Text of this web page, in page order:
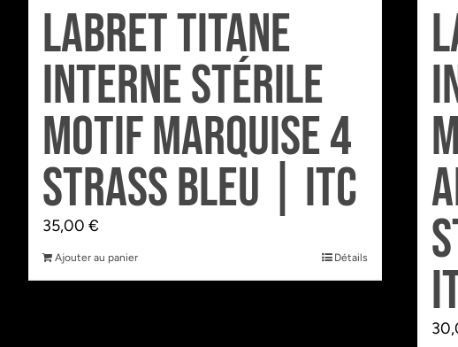
Labret Titane
Interne Stérile
motif Marquise 4
Strass bleu | Itc
35,00 €
Ajouter au panier Détails